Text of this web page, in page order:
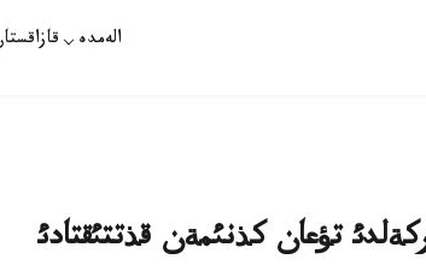
الەمدە
تؤعان كذنئمةن قذتتئقتادئ